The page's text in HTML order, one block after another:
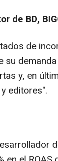
de BD,
de
su
y, en
editores".